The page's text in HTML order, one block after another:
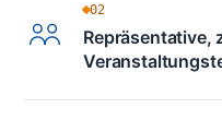
02
Repräsentative,